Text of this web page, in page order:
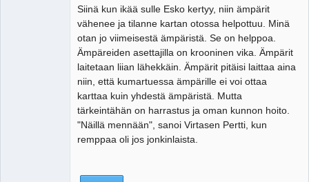
Siinä kun ikää sulle Esko kertyy, niin ämpärit
vähenee ja tilanne kartan otossa helpottuu. Minä
otan jo viimeisestä ämpäristä. Se on helppoa.
Ämpäreiden asettajilla on krooninen vika. Ämpärit
laitetaan liian lähekkäin. Ämpärit pitäisi laittaa aina
niin, että kumartuessa ämpärille ei voi ottaa
karttaa kuin yhdestä ämpäristä. Mutta
tärkeintähän on harrastus ja oman kunnon hoito.
"Näillä mennään", sanoi Virtasen Pertti, kun
remppaa oli jos jonkinlaista.